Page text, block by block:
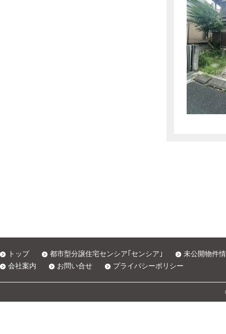
トップ 都市型分譲住宅センシア｢センシア｣
未公開物件
会社案内
お問い合せ プライバシーポリシー